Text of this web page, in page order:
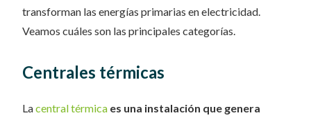
transforman las energías primarias en electricidad.
Veamos cuáles son las principales categorías.
Centrales térmicas
Lacentral térmica es una instalación que genera